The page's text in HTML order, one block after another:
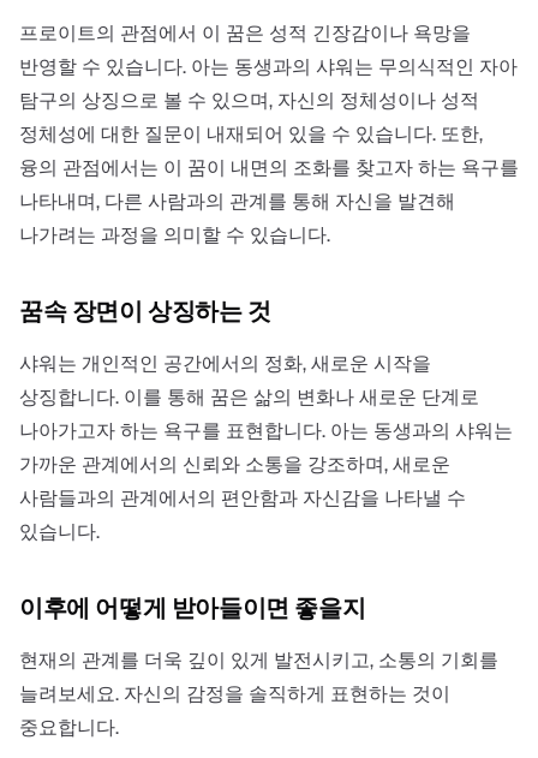
프로이트의 관점에서 이 꿈은 성적 긴장감이나 욕망을
반영할 수 있습니다. 아는 동생과의 샤워는 무의식적인 자아
탐구의 상징으로 볼 수 있으며, 자신의 정체성이나 성적
정체성에 대한 질문이 내재되어 있을 수 있습니다. 또한,
융의 관점에서는 이 꿈이 내면의 조화를 찾고자 하는 욕구를
나타내며, 다른 사람과의 관계를 통해 자신을 발견해
나가려는 과정을 의미할 수 있습니다.
꿈속 장면이 상징하는 것
샤워는 개인적인 공간에서의 정화, 새로운 시작을
상징합니다. 이를 통해 꿈은 삶의 변화나 새로운 단계로
나아가고자 하는 욕구를 표현합니다. 아는 동생과의 샤워는
가까운 관계에서의 신뢰와 소통을 강조하며, 새로운
사람들과의 관계에서의 편안함과 자신감을 나타낼 수
있습니다.
이후에 어떻게 받아들이면 좋을지
현재의 관계를 더욱 깊이 있게 발전시키고, 소통의 기회를
늘려보세요. 자신의 감정을 솔직하게 표현하는 것이
중요합니다.